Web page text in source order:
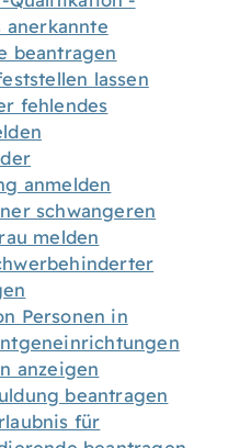
beantragen
lassen
fehlendes
anmelden
schwangeren
melden
Personen in
anzeigen
beantragen
für